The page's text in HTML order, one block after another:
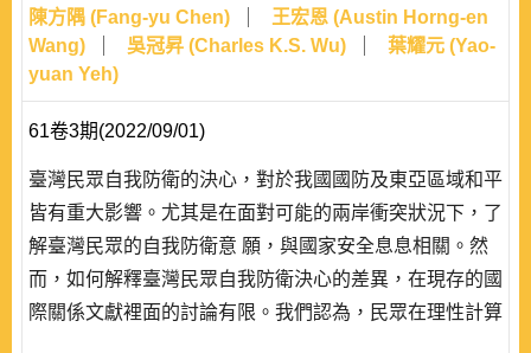
陳方隅 (Fang-yu Chen)
王宏恩 (Austin Horng-en
Wang)
吳冠昇 (Charles K.S. Wu)
葉耀元 (Yao-
yuan Yeh)
61卷3期(2022/09/01)
臺灣民眾自我防衛的決心，對於我國國防及東亞區域和平
皆有重大影響。尤其是在面對可能的兩岸衝突狀況下，了
解臺灣民眾的自我防衛意 願，與國家安全息息相關。然
而，如何解釋臺灣民眾自我防衛決心的差異，在現存的國
際關係文獻裡面的討論有限。我們認為，民眾在理性計算